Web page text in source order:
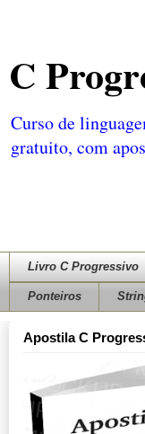
C
Curso de
gratuito, com
Livro C Progressivo
Ponteiros
Apostila C